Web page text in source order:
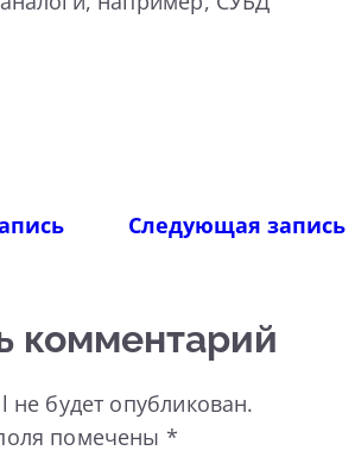
Следующая запись
комментарий
будет опубликован.
помечены *